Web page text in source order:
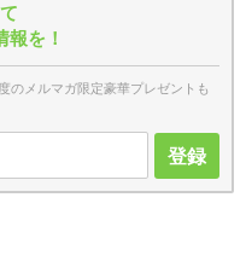
を！
のメルマガ限定豪華プレゼントも
登録